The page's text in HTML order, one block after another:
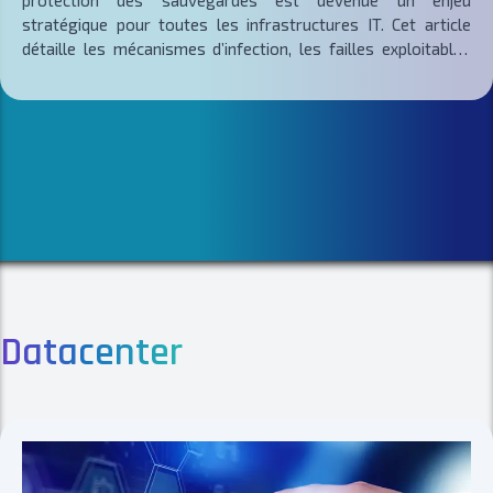
stratégique pour toutes les infrastructures IT. Cet article
détaille les mécanismes d’infection, les failles exploitables
éprouvées : immutabilité, stockage hors ligne, chiffrement
Datacenter